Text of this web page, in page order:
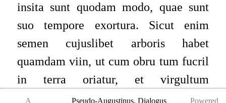
insita sunt quodam modo, quae sunt
suo tempore exortura. Sicut enim
semen cujuslibet arboris habet
quamdam viin, ut cum obru­ tum fucril
in terra oriatur, et virgultum
producatur, deinde ramis nihilominus
A Pseudo-Augustinus,Dialogus Powered